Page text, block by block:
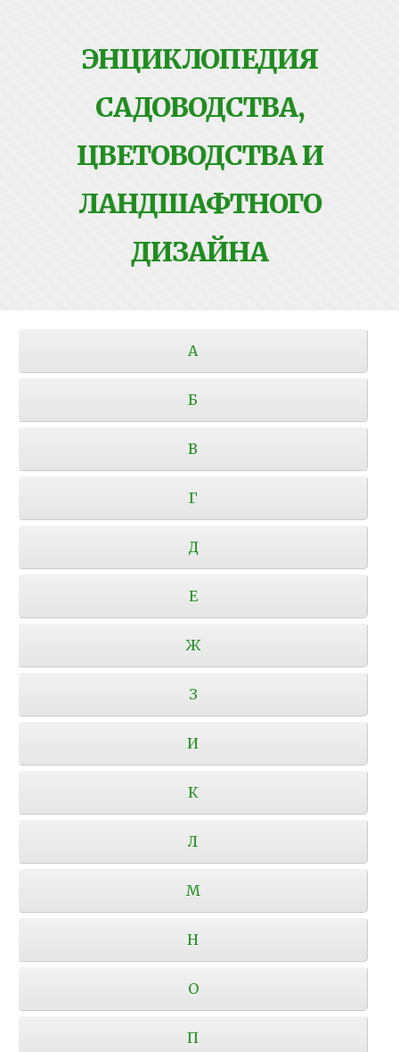
ЭНЦИКЛОПЕДИЯ
САДОВОДСТВА,
ЦВЕТОВОДСТВА И
ЛАНДШАФТНОГО
ДИЗАЙНА
А
Б
В
Г
Д
Е
Ж
З
И
К
Л
М
Н
О
П